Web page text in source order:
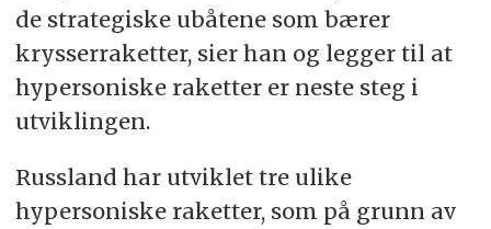
de strategiske ubåtene som bærer
krysserraketter, sier han og legger til at
hypersoniske raketter er neste steg i
utviklingen.
Russland har utviklet tre ulike
hypersoniske raketter, som på grunn av